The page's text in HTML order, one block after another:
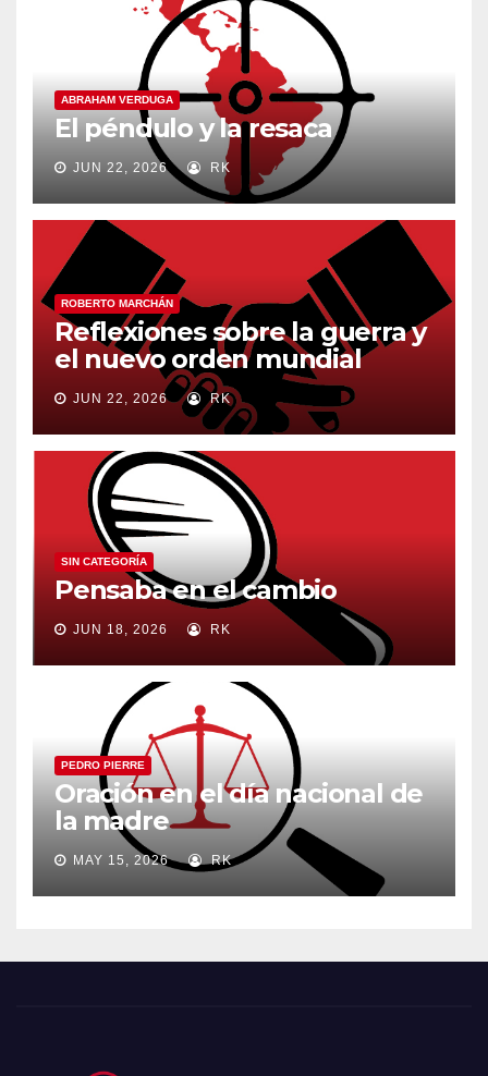
ABRAHAM VERDUGA
El péndulo y la resaca
JUN 22, 2026 RK
ROBERTO MARCHÁN
Reflexiones sobre la guerra y
el nuevo orden mundial
JUN 22, 2026 RK
SIN CATEGORÍA
Pensaba en el cambio
JUN 18, 2026 RK
PEDRO PIERRE
Oración en el día nacional de
la madre
MAY 15, 2026 RK